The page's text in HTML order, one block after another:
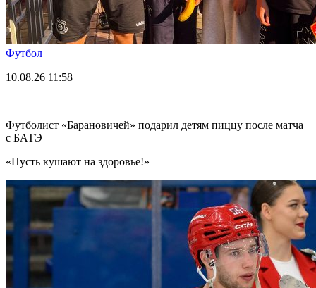
Футбол
10.08.26 11:58
Футболист «Барановичей» подарил детям пиццу после матча
с БАТЭ
«Пусть кушают на здоровье!»